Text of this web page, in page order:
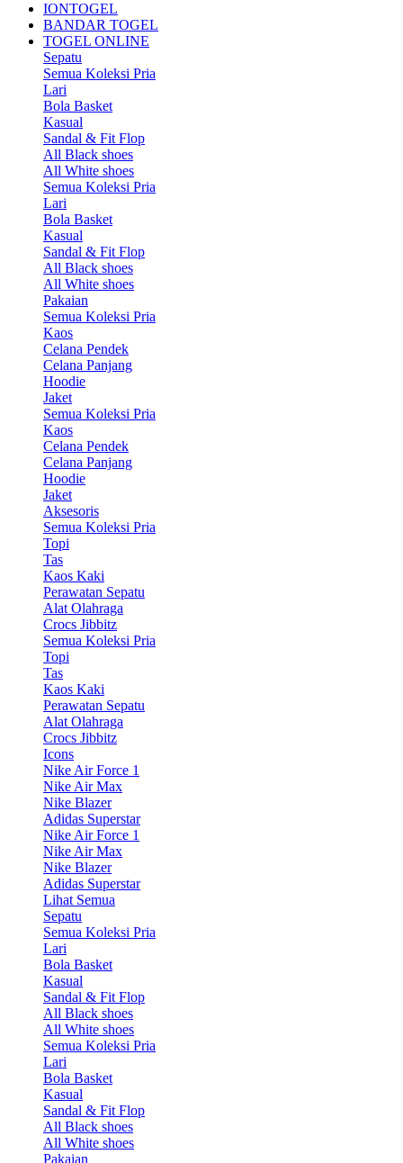
IONTOGEL
BANDAR TOGEL
TOGEL ONLINE
Sepatu
Semua Koleksi Pria
Lari
Bola Basket
Kasual
Sandal & Fit Flop
All Black shoes
All White shoes
Semua Koleksi Pria
Lari
Bola Basket
Kasual
Sandal & Fit Flop
All Black shoes
All White shoes
Pakaian
Semua Koleksi Pria
Kaos
Celana Pendek
Celana Panjang
Hoodie
Jaket
Semua Koleksi Pria
Kaos
Celana Pendek
Celana Panjang
Hoodie
Jaket
Aksesoris
Semua Koleksi Pria
Topi
Tas
Kaos Kaki
Perawatan Sepatu
Alat Olahraga
Crocs Jibbitz
Semua Koleksi Pria
Topi
Tas
Kaos Kaki
Perawatan Sepatu
Alat Olahraga
Crocs Jibbitz
Icons
Nike Air Force 1
Nike Air Max
Nike Blazer
Adidas Superstar
Nike Air Force 1
Nike Air Max
Nike Blazer
Adidas Superstar
Lihat Semua
Sepatu
Semua Koleksi Pria
Lari
Bola Basket
Kasual
Sandal & Fit Flop
All Black shoes
All White shoes
Semua Koleksi Pria
Lari
Bola Basket
Kasual
Sandal & Fit Flop
All Black shoes
All White shoes
Pakaian